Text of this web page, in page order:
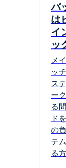
バ
は
イ
ッ
メ
ッ
ス
ー
る
ド
の
テ
る